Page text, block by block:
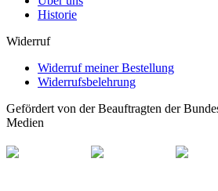
Historie
Widerruf
Widerruf meiner Bestellung
Widerrufsbelehrung
Gefördert von der Beauftragten der
Medien